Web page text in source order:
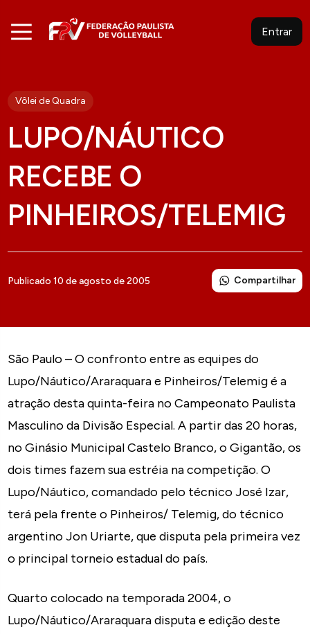
Entrar
Vôlei de Quadra
LUPO/NÁUTICO
RECEBE O
PINHEIROS/TELEMIG
Publicado 10 de agosto de 2005 Compartilhar
São Paulo – O confronto entre as equipes do
Lupo/Náutico/Araraquara e Pinheiros/Telemig é a
atração desta quinta-feira no Campeonato Paulista
Masculino da Divisão Especial. A partir das 20 horas,
no Ginásio Municipal Castelo Branco, o Gigantão, os
dois times fazem sua estréia na competição. O
Lupo/Náutico, comandado pelo técnico José Izar,
terá pela frente o Pinheiros/ Telemig, do técnico
argentino Jon Uriarte, que disputa pela primeira vez
o principal torneio estadual do país.
Quarto colocado na temporada 2004, o
Lupo/Náutico/Araraquara disputa e edição deste